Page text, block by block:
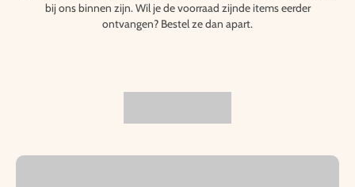
bij ons binnen zijn. Wil je de voorraad zijnde items eerder
ontvangen? Bestel ze dan apart.